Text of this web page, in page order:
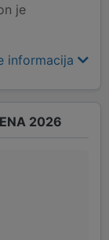
je
informacija
2026